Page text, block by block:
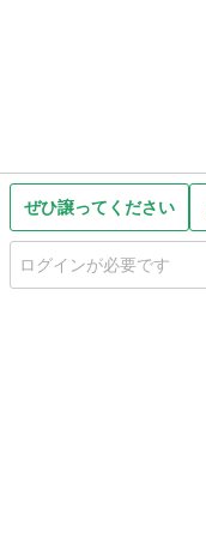
ぜひ譲ってください